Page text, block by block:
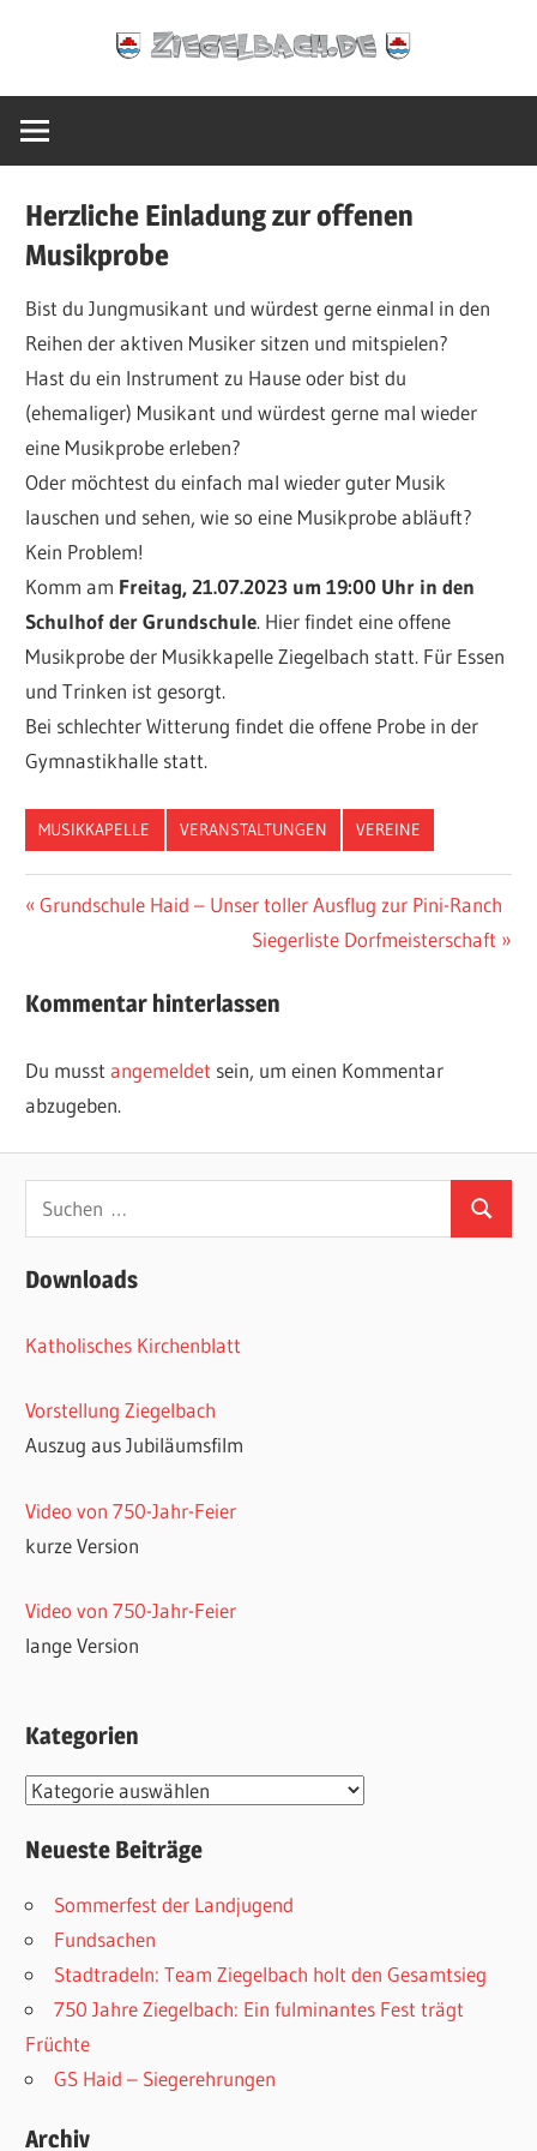
Ziegelbach.de
Herzliche Einladung zur offenen
Musikprobe
Bist du Jungmusikant und würdest gerne einmal in den
Reihen der aktiven Musiker sitzen und mitspielen?
Hast du ein Instrument zu Hause oder bist du
(ehemaliger) Musikant und würdest gerne mal wieder
eine Musikprobe erleben?
Oder möchtest du einfach mal wieder guter Musik
lauschen und sehen, wie so eine Musikprobe abläuft?
Kein Problem!
Komm am Freitag, 21.07.2023 um 19:00 Uhr in den
Schulhof der Grundschule. Hier findet eine offene
Musikprobe der Musikkapelle Ziegelbach statt. Für Essen
und Trinken ist gesorgt.
Bei schlechter Witterung findet die offene Probe in der
Gymnastikhalle statt.
MUSIKKAPELLE VERANSTALTUNGEN VEREINE
Beitragsnavigation
Vorheriger
Grundschule Haid – Unser toller Ausflug zur Pini-Ranch
Nächster
Siegerliste Dorfmeisterschaft
Kommentar hinterlassen
Du musstangemeldet sein, um einen Kommentar
abzugeben.
Suchen
nach:
Suchen
Downloads
Katholisches Kirchenblatt
Vorstellung Ziegelbach
Auszug aus Jubiläumsfilm
Video von 750-Jahr-Feier
kurze Version
Video von 750-Jahr-Feier
lange Version
Kategorien
Kategorien
Neueste Beiträge
Sommerfest der Landjugend
Fundsachen
Stadtradeln: Team Ziegelbach holt den Gesamtsieg
750 Jahre Ziegelbach: Ein fulminantes Fest trägt
Früchte
GS Haid – Siegerehrungen
Archiv